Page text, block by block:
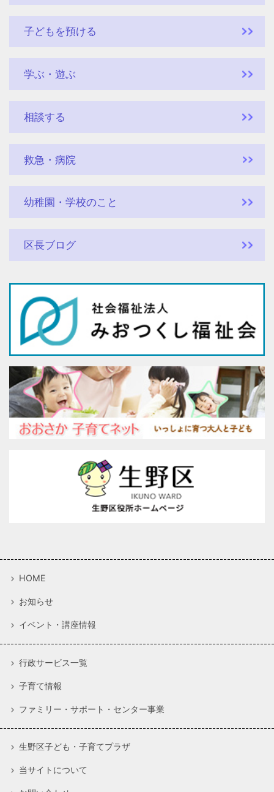
子どもを預ける
学ぶ・遊ぶ
相談する
救急・病院
幼稚園・学校のこと
区長ブログ
HOME
お知らせ
イベント・講座情報
行政サービス一覧
子育て情報
ファミリー・サポート・センター事業
生野区子ども・子育てプラザ
当サイトについて